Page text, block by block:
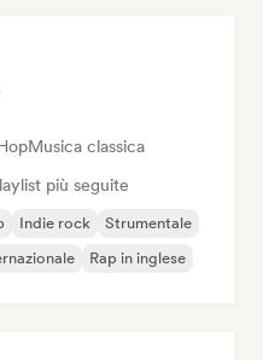
Musica classica
più seguite
Indie rock
Strumentale
Rap in inglese